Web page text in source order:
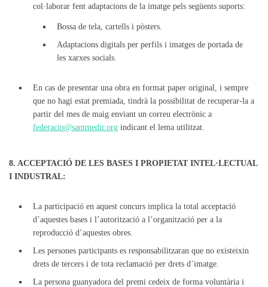
col·laborar fent adaptacions de la imatge pels següents suports:
Bossa de tela, cartells i pòsters.
Adaptacions digitals per perfils i imatges de portada de
les xarxes socials.
En cas de presentar una obra en format paper original, i sempre
que no hagi estat premiada, tindrà la possibilitat de recuperar-la a
partir del mes de maig enviant un correu electrònic a
federacio@santmedir.org indicant el lema utilitzat.
8. ACCEPTACIÓ DE LES BASES I PROPIETAT INTEL·LECTUAL
I INDUSTRAL:
La participació en aquest concurs implica la total acceptació
d’aquestes bases i l’autorització a l’organització per a la
reproducció d’aquestes obres.
Les persones participants es responsabilitzaran que no existeixin
drets de tercers i de tota reclamació per drets d’imatge.
La persona guanyadora del premi cedeix de forma voluntària i